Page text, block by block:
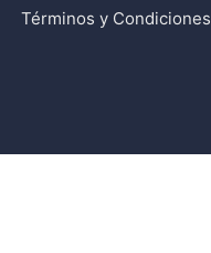
Términos y Condiciones